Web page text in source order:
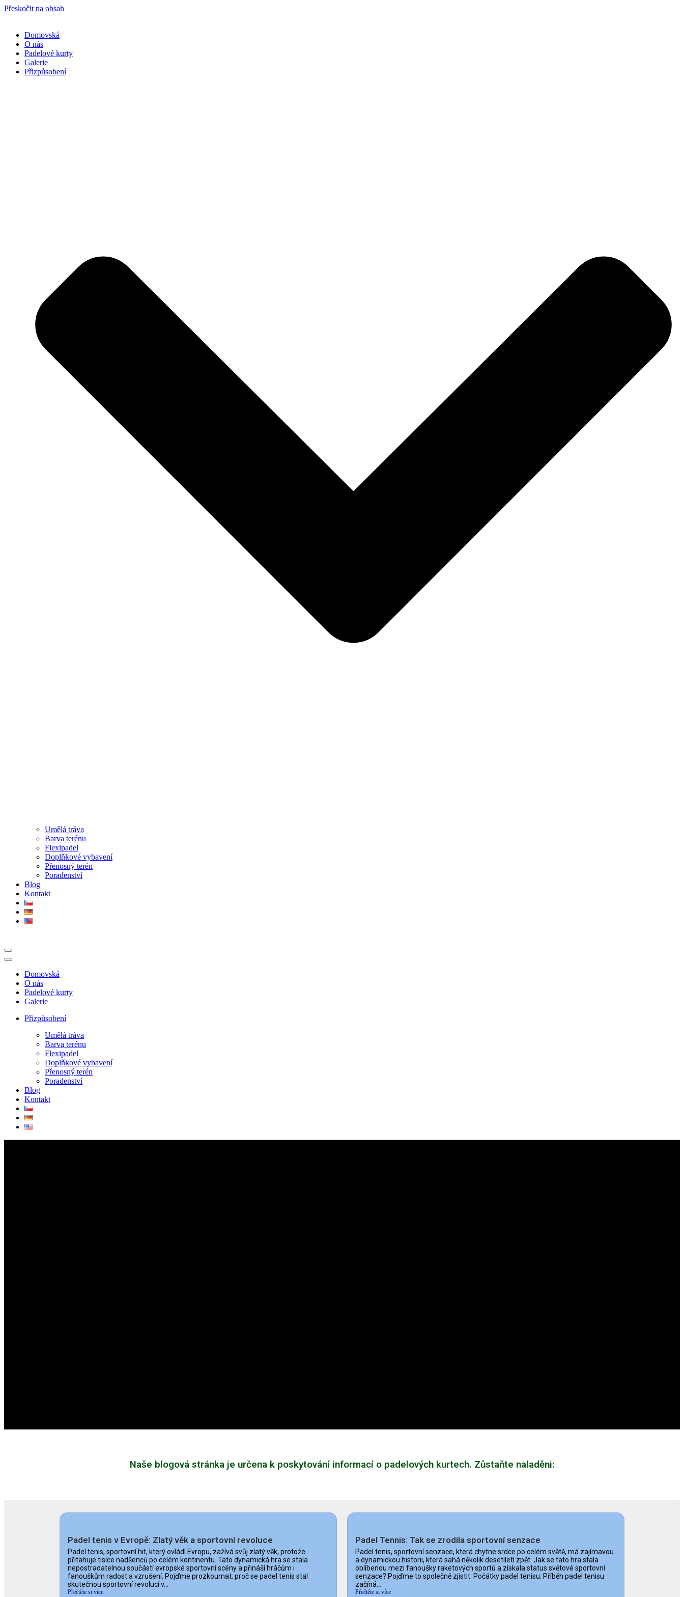
Přeskočit na obsah
Domovská
O nás
Padelové kurty
Galerie
Přizpůsobení
Umělá tráva
Barva terénu
Flexipadel
Doplňkové vybavení
Přenosný terén
Poradenství
Blog
Kontakt
Domovská
O nás
Padelové kurty
Galerie
Přizpůsobení
Umělá tráva
Barva terénu
Flexipadel
Doplňkové vybavení
Přenosný terén
Poradenství
Blog
Kontakt
Naše blogová stránka je určena k poskytování informací o padelových kurtech. Zůstaňte naladěni:
Padel tenis v Evropě: Zlatý věk a sportovní revoluce
Padel tenis, sportovní hit, který ovládl Evropu, zažívá svůj zlatý věk, protože
přitahuje tisíce nadšenců po celém kontinentu. Tato dynamická hra se stala
nepostradatelnou součástí evropské sportovní scény a přináší hráčům i
fanouškům radost a vzrušení. Pojďme prozkoumat, proč se padel tenis stal
skutečnou sportovní revolucí v...
Přečtěte si více
Padel Tennis: Tak se zrodila sportovní senzace
Padel tenis, sportovní senzace, která chytne srdce po celém světě, má zajímavou
a dynamickou historii, která sahá několik desetiletí zpět. Jak se tato hra stala
oblíbenou mezi fanoušky raketových sportů a získala status světové sportovní
senzace? Pojďme to společně zjistit. Počátky padel tenisu: Příběh padel tenisu
začíná...
Přečtěte si více